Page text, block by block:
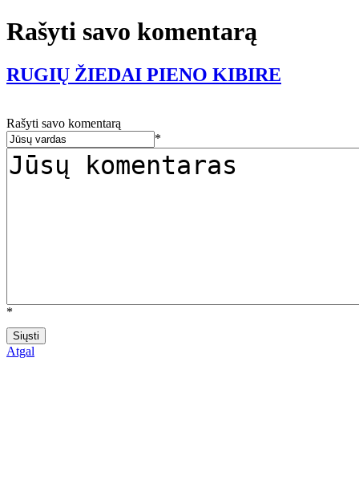
Rašyti savo komentarą
RUGIŲ ŽIEDAI PIENO KIBIRE
Rašyti savo komentarą
*
*
Atgal